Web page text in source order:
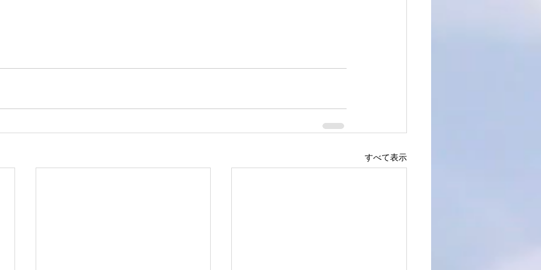
すべて表示